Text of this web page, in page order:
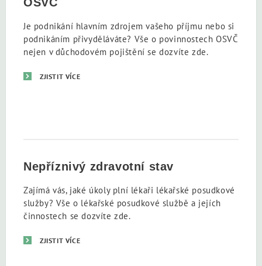
Je podnikání hlavním zdrojem vašeho příjmu nebo si
podnikáním přivyděláváte? Vše o povinnostech OSVČ
nejen v důchodovém pojištění se dozvíte zde.
ZJISTIT VÍCE
Nepříznivý zdravotní stav
Zajímá vás, jaké úkoly plní lékaři lékařské posudkové
služby? Vše o lékařské posudkové službě a jejích
činnostech se dozvíte zde.
ZJISTIT VÍCE